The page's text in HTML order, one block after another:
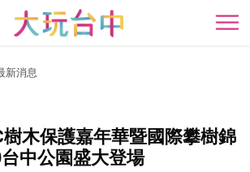
開
新消息
木保護嘉年華暨國際攀樹錦
中公園盛大登場